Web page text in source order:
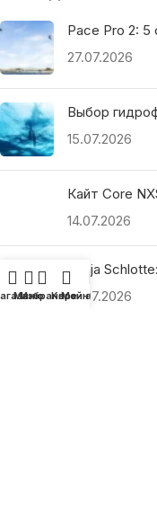
Pace Pro 2: 5
27.07.2026
Выбор
15.07.2026
Кайт Core
14.07.2026
Ranja
13.07.2026
Меню
Избранное
Корзина
Мой аккаунт